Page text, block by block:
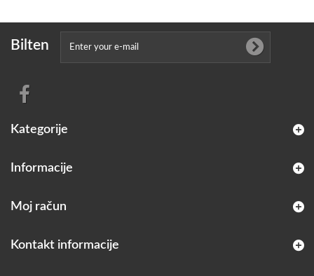
Bilten
Kategorije
Informacije
Moj račun
Kontakt informacije